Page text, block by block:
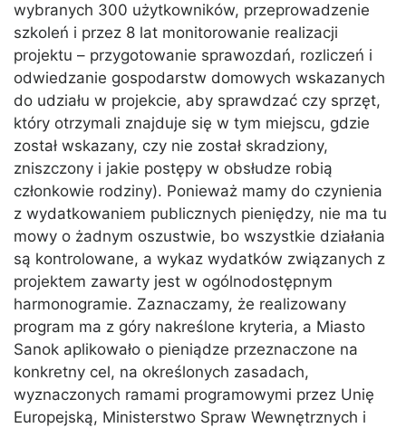
wybranych 300 użytkowników, przeprowadzenie
szkoleń i przez 8 lat monitorowanie realizacji
projektu – przygotowanie sprawozdań, rozliczeń i
odwiedzanie gospodarstw domowych wskazanych
do udziału w projekcie, aby sprawdzać czy sprzęt,
który otrzymali znajduje się w tym miejscu, gdzie
został wskazany, czy nie został skradziony,
zniszczony i jakie postępy w obsłudze robią
członkowie rodziny). Ponieważ mamy do czynienia
z wydatkowaniem publicznych pieniędzy, nie ma tu
mowy o żadnym oszustwie, bo wszystkie działania
są kontrolowane, a wykaz wydatków związanych z
projektem zawarty jest w ogólnodostępnym
harmonogramie. Zaznaczamy, że realizowany
program ma z góry nakreślone kryteria, a Miasto
Sanok aplikowało o pieniądze przeznaczone na
konkretny cel, na określonych zasadach,
wyznaczonych ramami programowymi przez Unię
Europejską, Ministerstwo Spraw Wewnętrznych i